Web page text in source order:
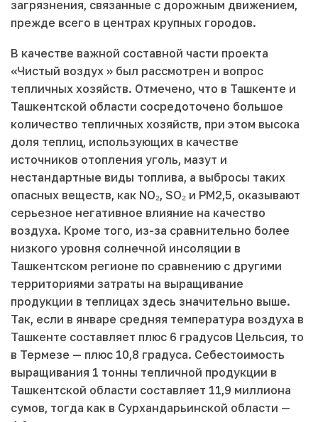
загрязнения, связанные с дорожным движением,
прежде всего в центрах крупных городов.
В качестве важной составной части проекта
«Чистый воздух » был рассмотрен и вопрос
тепличных хозяйств. Отмечено, что в Ташкенте и
Ташкентской области сосредоточено большое
количество тепличных хозяйств, при этом высока
доля теплиц, использующих в качестве
источников отопления уголь, мазут и
нестандартные виды топлива, а выбросы таких
опасных веществ, как NO₂, SO₂ и PM2,5, оказывают
серьезное негативное влияние на качество
воздуха. Кроме того, из-за сравнительно более
низкого уровня солнечной инсоляции в
Ташкентском регионе по сравнению с другими
территориями затраты на выращивание
продукции в теплицах здесь значительно выше.
Так, если в январе средняя температура воздуха в
Ташкенте составляет плюс 6 градусов Цельсия, то
в Термезе — плюс 10,8 градуса. Себестоимость
выращивания 1 тонны тепличной продукции в
Ташкентской области составляет 11,9 миллиона
сумов, тогда как в Сурхандарьинской области —